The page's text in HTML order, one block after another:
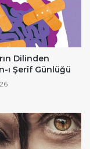
Dilinden
ı Şerîf Günlüğü